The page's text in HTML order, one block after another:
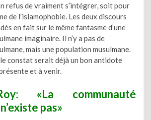
refus de vraiment s’intégrer, soit pour
de l’islamophobie. Les deux discours
en fait sur le même fantasme d’une
imaginaire. Il n’y a pas de
mais une population musulmane.
constat serait déjà un bon antidote
et à venir.
«La communauté
pas»